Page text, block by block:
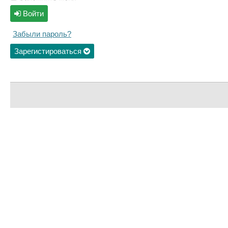
Войти
Забыли пароль?
Зарегистироваться